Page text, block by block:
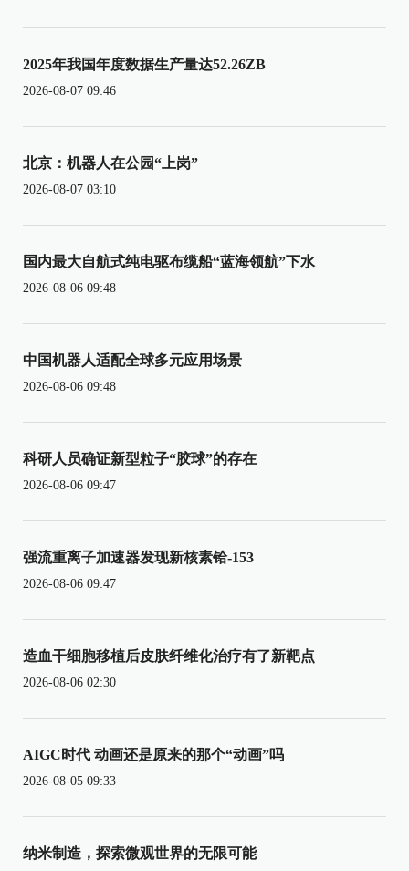
2025年我国年度数据生产量达52.26ZB
2026-08-07 09:46
北京：机器人在公园“上岗”
2026-08-07 03:10
国内最大自航式纯电驱布缆船“蓝海领航”下水
2026-08-06 09:48
中国机器人适配全球多元应用场景
2026-08-06 09:48
科研人员确证新型粒子“胶球”的存在
2026-08-06 09:47
强流重离子加速器发现新核素铪-153
2026-08-06 09:47
造血干细胞移植后皮肤纤维化治疗有了新靶点
2026-08-06 02:30
AIGC时代 动画还是原来的那个“动画”吗
2026-08-05 09:33
纳米制造，探索微观世界的无限可能